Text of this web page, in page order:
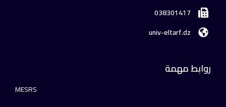
038301417
univ-eltarf.dz
روابط مهمة
MESRS